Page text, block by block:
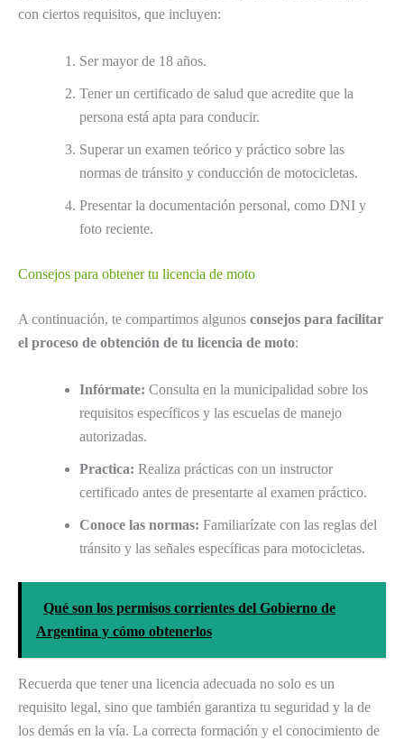
con ciertos requisitos, que incluyen:
Ser mayor de 18 años.
Tener un certificado de salud que acredite que la
persona está apta para conducir.
Superar un examen teórico y práctico sobre las
normas de tránsito y conducción de motocicletas.
Presentar la documentación personal, como DNI y
foto reciente.
Consejos para obtener tu licencia de moto
A continuación, te compartimos algunos consejos para facilitar
el proceso de obtención de tu licencia de moto:
Infórmate: Consulta en la municipalidad sobre los
requisitos específicos y las escuelas de manejo
autorizadas.
Practica: Realiza prácticas con un instructor
certificado antes de presentarte al examen práctico.
Conoce las normas: Familiarízate con las reglas del
tránsito y las señales específicas para motocicletas.
Qué son los permisos corrientes del Gobierno de
Argentina y cómo obtenerlos
Recuerda que tener una licencia adecuada no solo es un
requisito legal, sino que también garantiza tu seguridad y la de
los demás en la vía. La correcta formación y el conocimiento de